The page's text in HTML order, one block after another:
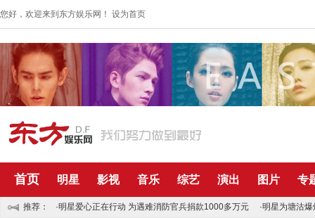
您好，欢迎来到东方娱乐网！ 设为首页
首页 明星 影视 音乐 综艺 演出 图片 专
推荐： ·明星爱心正在行动 为遇难消防官兵捐款1000多万元 ·明星为塘沽